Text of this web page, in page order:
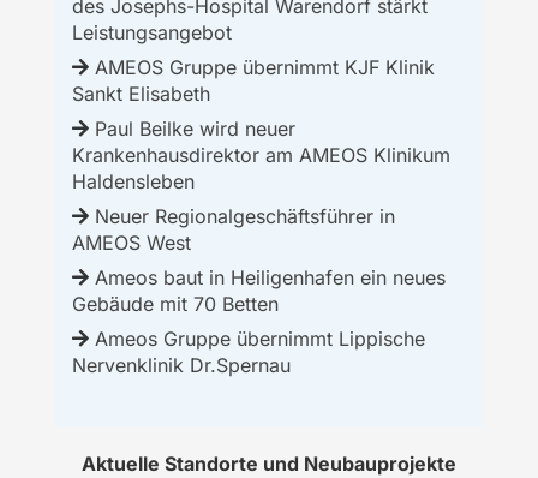
des Josephs-Hospital Warendorf stärkt
Leistungsangebot
AMEOS Gruppe übernimmt KJF Klinik
Sankt Elisabeth
Paul Beilke wird neuer
Krankenhausdirektor am AMEOS Klinikum
Haldensleben
Neuer Regionalgeschäftsführer in
AMEOS West
Ameos baut in Heiligenhafen ein neues
Gebäude mit 70 Betten
Ameos Gruppe übernimmt Lippische
Nervenklinik Dr.Spernau
Aktuelle Standorte und Neubauprojekte